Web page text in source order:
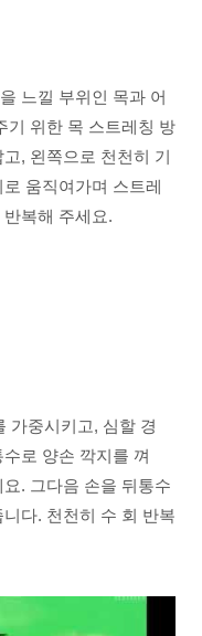
느낄 부위인 목과 어
기 위한 목 스트레칭 방
, 왼쪽으로 천천히 기
움직여가며 스트레
복해 주세요.
가중시키고, 심할 경
로 양손 깍지를 껴
. 그다음 손을 뒤통수
다. 천천히 수 회 반복